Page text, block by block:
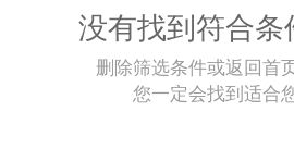
没有找到符合条
删除筛选条件或返回首
您一定会找到适合